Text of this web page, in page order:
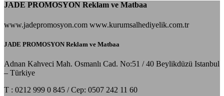
JADE PROMOSYON Reklam ve Matbaa
www.jadepromosyon.com www.kurumsalhediyelik.com.tr
JADE PROMOSYON Reklam ve Matbaa
Adnan Kahveci Mah. Osmanlı Cad. No:51 / 40 Beylikdüzü Istanbul
– Türkiye
T : 0212 999 0 845 / Cep: 0507 242 11 60